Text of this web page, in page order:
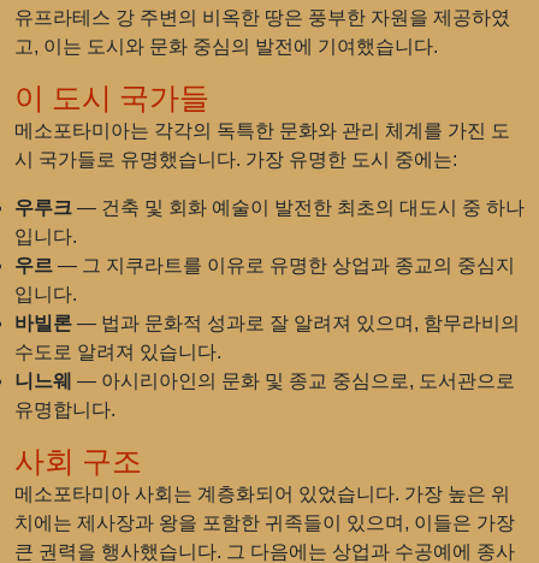
유프라테스 강 주변의 비옥한 땅은 풍부한 자원을 제공하였
고, 이는 도시와 문화 중심의 발전에 기여했습니다.
이 도시 국가들
메소포타미아는 각각의 독특한 문화와 관리 체계를 가진 도
시 국가들로 유명했습니다. 가장 유명한 도시 중에는:
우루크 — 건축 및 회화 예술이 발전한 최초의 대도시 중 하나
입니다.
우르 — 그 지쿠라트를 이유로 유명한 상업과 종교의 중심지
입니다.
바빌론 — 법과 문화적 성과로 잘 알려져 있으며, 함무라비의
수도로 알려져 있습니다.
니느웨 — 아시리아인의 문화 및 종교 중심으로, 도서관으로
유명합니다.
사회 구조
메소포타미아 사회는 계층화되어 있었습니다. 가장 높은 위
치에는 제사장과 왕을 포함한 귀족들이 있으며, 이들은 가장
큰 권력을 행사했습니다. 그 다음에는 상업과 수공예에 종사